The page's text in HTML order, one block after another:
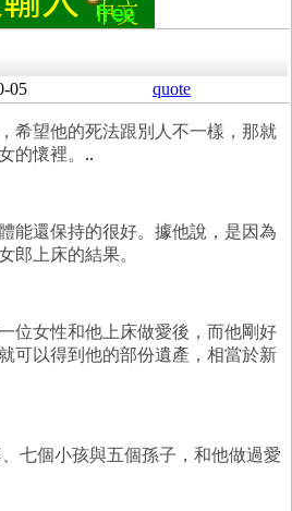
05 quote
希望他的死法跟別人不一樣，那就
的懷裡。 ..
能還保持的很好。據他說，是因為
郎上床的結果。
位女性和他上床做愛後，而他剛好
可以得到他的部份遺產，相當於新
七個小孩與五個孫子，和他做過愛